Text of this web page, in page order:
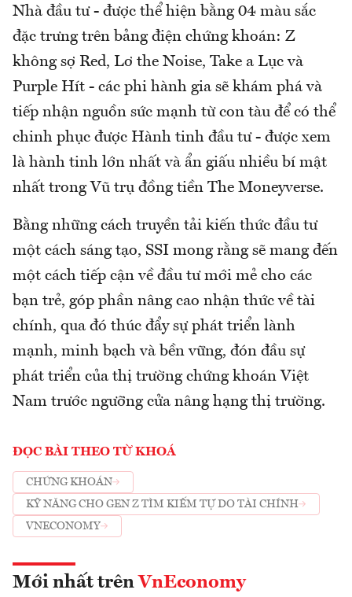
Nhà đầu tư - được thể hiện bằng 04 màu sắc
đặc trưng trên bảng điện chứng khoán: Z
không sợ Red, Lơ the Noise, Take a Lục và
Purple Hít - các phi hành gia sẽ khám phá và
tiếp nhận nguồn sức mạnh từ con tàu để có thể
chinh phục được Hành tinh đầu tư - được xem
là hành tinh lớn nhất và ẩn giấu nhiều bí mật
nhất trong Vũ trụ đồng tiền The Moneyverse.
Bằng những cách truyền tải kiến thức đầu tư
một cách sáng tạo, SSI mong rằng sẽ mang đến
một cách tiếp cận về đầu tư mới mẻ cho các
bạn trẻ, góp phần nâng cao nhận thức về tài
chính, qua đó thúc đẩy sự phát triển lành
mạnh, minh bạch và bền vững, đón đầu sự
phát triển của thị trường chứng khoán Việt
Nam trước ngưỡng cửa nâng hạng thị trường.
ĐỌC BÀI THEO TỪ KHOÁ
CHỨNG KHOÁN
KỸ NĂNG CHO GEN Z TÌM KIẾM TỰ DO TÀI CHÍNH
VNECONOMY
Mới nhất trên VnEconomy